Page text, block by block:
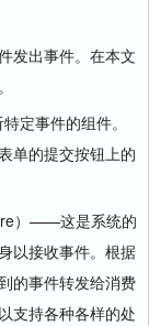
出事件。在本文
事件的组件。
单的提交按钮上的
）——这是系统的
以接收事件。根据
的事件转发给消费
支持各种各样的处